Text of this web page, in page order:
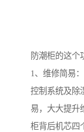
防潮柜的这个
1、维修简易
控制系统及除
易，大大提升
柜背后机芯四